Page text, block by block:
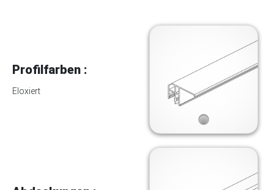
Profilfarben :
Eloxiert